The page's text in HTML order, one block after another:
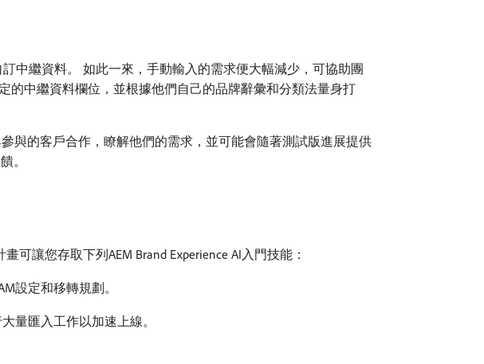
中繼資料。 如此一來，手動輸入的需求便大幅減少，可協助團
的中繼資料欄位，並根據他們自己的品牌辭彙和分類法量身打
與的客戶合作，瞭解他們的需求，並可能會隨著測試版進展提供
。
畫可讓您存取下列AEM Brand Experience AI入門技能：
設定和移轉規劃。
量匯入工作以加速上線。